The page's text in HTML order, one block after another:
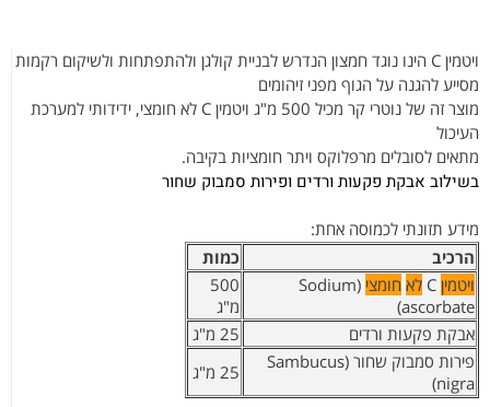
ויטמין C הינו נוגד חמצון הנדרש לבניית קולגן ולהתפתחות ולשיקום רקמות
מסייע להגנה על הגוף מפני זיהומים
מוצר זה של נוטרי קר מכיל 500 מ"ג ויטמין C לא חומצי, ידידותי למערכת
העיכול
מתאים לסובלים מרפלוקס ויתר חומציות בקיבה.
בשילוב אבקת פקעות ורדים ופירות סמבוק שחור
מידע תזונתי לכמוסה אחת:
הרכיב
כמות
ויטמין
לא חומצי (Sodium
ascorbate)
500
מ"ג
אבקת פקעות ורדים
25 מ"ג
פירות סמבוק שחור (Sambucus
nigra)
25 מ"ג